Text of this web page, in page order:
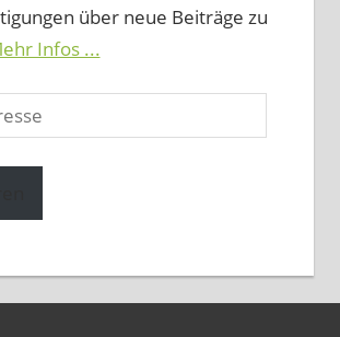
über neue Beiträge zu
Infos ...